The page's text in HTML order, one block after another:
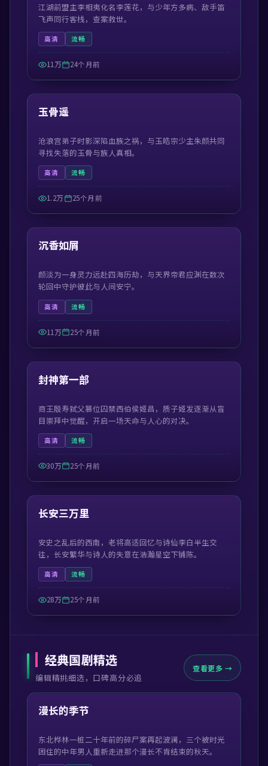
江湖前盟主李相夷化名李莲花，与少年方多病、敌手笛
飞声同行客栈，查案救世。
高清 流畅
11万 24个月前
最新
55:13
玉骨遥
沧浪宫弟子时影深陷血族之祸，与玉皓宗少主朱颜共同
寻找失落的玉骨与族人真相。
高清 流畅
1.2万 25个月前
最新
45:05
沉香如屑
颜淡为一身灵力远赴四海历劫，与天界帝君应渊在数次
轮回中守护彼此与人间安宁。
高清 流畅
11万 25个月前
最新
99:42
封神第一部
商王殷寿弑父篡位囚禁西伯侯姬昌，质子姬发逐渐从盲
目崇拜中觉醒，开启一场天命与人心的对决。
高清 流畅
30万 25个月前
最新
55:29
长安三万里
安史之乱后的西南，老将高适回忆与诗仙李白半生交
往，长安繁华与诗人的失意在浩瀚星空下铺陈。
高清 流畅
28万 25个月前
经典国剧精选
编辑精挑细选，口碑高分必追
查看更多 →
精选
漫长的季节
东北桦林一桩二十年前的碎尸案再起波澜，三个被时光
困住的中年男人重新走进那个漫长不肯结束的秋天。